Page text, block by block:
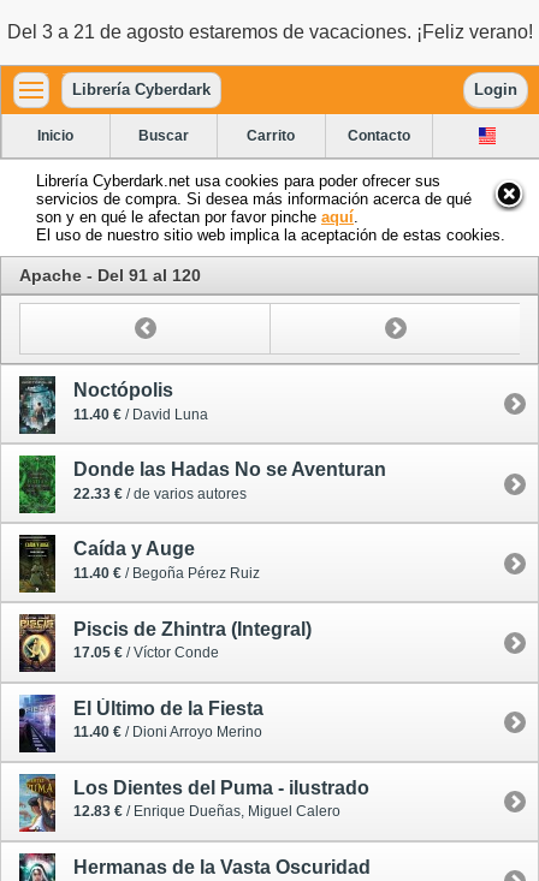
Del 3 a 21 de agosto estaremos de vacaciones. ¡Feliz verano!
Librería Cyberdark Login
Inicio Buscar Carrito Contacto
Librería Cyberdark.net usa cookies para poder ofrecer sus
servicios de compra. Si desea más información acerca de qué
son y en qué le afectan por favor pinche aquí
El uso de nuestro sitio web implica la aceptación de estas cookies.
Apache - Del 91 al 120
Noctópolis
11.40 € / David Luna
Donde las Hadas No se Aventuran
22.33 € / de varios autores
Caída y Auge
11.40 € / Begoña Pérez Ruiz
Piscis de Zhintra (Integral)
17.05 € / Víctor Conde
El Último de la Fiesta
11.40 € / Dioni Arroyo Merino
Los Dientes del Puma - ilustrado
12.83 € / Enrique Dueñas, Miguel Calero
Hermanas de la Vasta Oscuridad